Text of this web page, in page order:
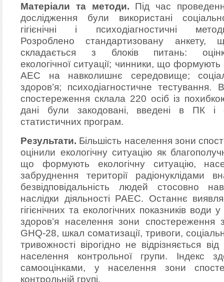
Матеріали та методи. Під час
дослідження були використані
гігієнічні і психодіагностичні
Розроблено стандартизовану анкету,
складається з блоків питань:
екологічної ситуації; чинники, що формують
АЕС на навколишнє середовище;
здоров’я; психодіагностичне тестування.
спостереження склала 220 осіб із
дані були закодовані, введені в ПК і
статистичних програм.
Результати. Більшість населення зони
оцінили екологічну ситуацію як
що формують екологічну ситуацію,
забруднення території радіонуклідами
безвідповідальність людей стосовно
наслідки діяльності РАЕС. Останнє
гігієнічних та екологічних показників
здоров’я населення зони спостереження
GHQ-28, шкал соматизації, тривоги,
тривожності вірогідно не відрізняється
населення контрольної групи. Індекс
самооцінками, у населення зони
контрольній групі.